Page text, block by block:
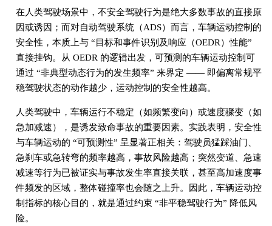
在人类驾驶场景中，不安全驾驶行为是绝大多数事故的直接原
因或诱因；而对自动驾驶系统（ADS）而言，车辆运动控制的
安全性，本质上与 “目标和事件识别及响应（OEDR）性能”
直接挂钩。从 OEDR 的逻辑出发，可预测的车辆运动控制可
通过 “非典型动态行为的发生频率” 来界定 —— 即偏离常规平
稳驾驶状态的动作越少，运动控制的安全性越高。
人类驾驶中，车辆运行不稳定（如频繁变向）或速度骤变（如
急加减速），是诱发致命事故的重要因素。实践表明，安全性
与车辆运动的 “可预测性” 呈显著正相关：驾驶员猛踩油门、
急刹车或急转弯的频率越高，事故风险越高；突然变道、急速
减速等行为已被证实与事故发生率直接关联，甚至高加速度事
件频发的区域，整体碰撞率也会随之上升。因此，车辆运动控
制指标的核心目的，就是通过约束 “非平稳驾驶行为” 降低风
险。